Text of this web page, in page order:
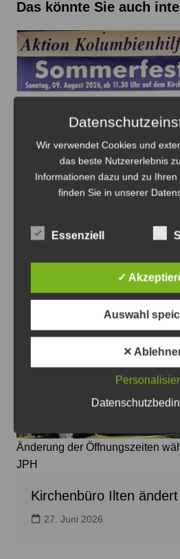
Das könnte Sie auch
Die Aktion "Kolumbienhilfe" freut
Teilnahme am Sommerfest 2026
Kolumbien
Kolumbienhilfe
Änderung der Öffnungszeiten
JPH
Kirchenbüro Ilten
27. Juni 2026
Wir verwendet Cookies und
das beste Nutzererlebnis
Informationen dazu und zu
finden Sie in unserer
Essenziell
✓
Auswahl
✕